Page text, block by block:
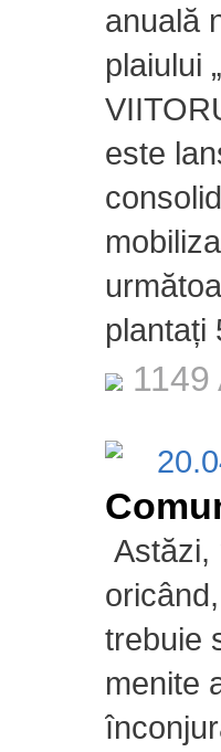
anuală
plaiului
este
plantați
Astăzi,
trebuie
menite